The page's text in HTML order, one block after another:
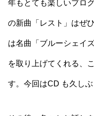
年もとても楽しいプロ
の新曲「レスト」はぜ
は名曲「ブルーシェイ
を取り上げてくれる、
す。今回はCD も久し